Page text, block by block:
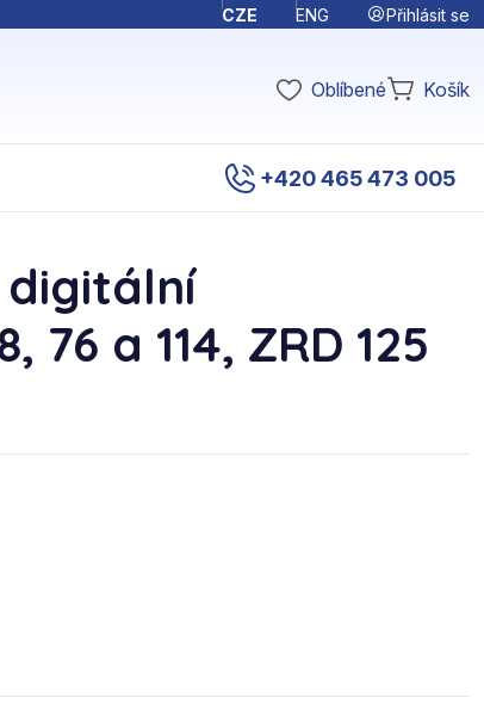
CZE ENG Přihlásit se
Oblíbené Košík
+420 465 473 005
digitální
76 a 114, ZRD 125